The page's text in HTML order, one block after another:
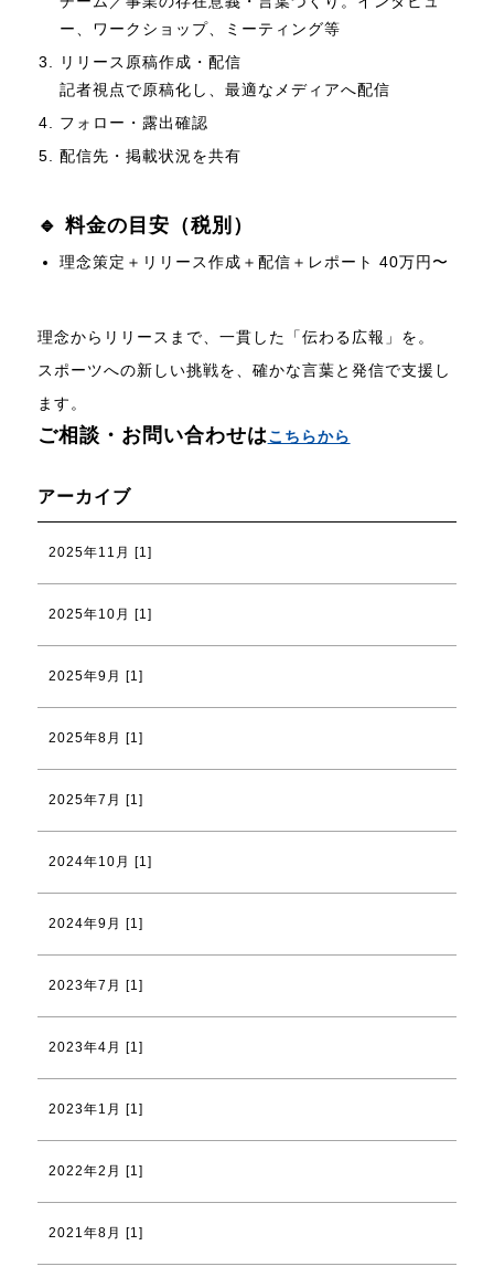
ー、ワークショップ、ミーティング等
リリース原稿作成・配信
記者視点で原稿化し、最適なメディアへ配信
フォロー・露出確認
配信先・掲載状況を共有
🔹 料金の目安（税別）
理念策定＋リリース作成＋配信＋レポート 40万円〜
理念からリリースまで、一貫した「伝わる広報」を。
スポーツへの新しい挑戦を、確かな言葉と発信で支援し
ます。
ご相談・お問い合わせはこちらから
アーカイブ
2025年11月 [1]
2025年10月 [1]
2025年9月 [1]
2025年8月 [1]
2025年7月 [1]
2024年10月 [1]
2024年9月 [1]
2023年7月 [1]
2023年4月 [1]
2023年1月 [1]
2022年2月 [1]
2021年8月 [1]